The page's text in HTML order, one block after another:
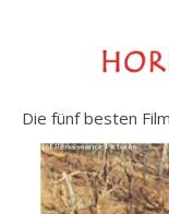
Die fünf besten